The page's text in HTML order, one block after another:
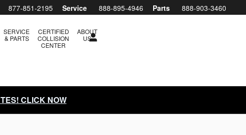
Subaru Boise
877-851-2195 Service 888-895-4946 Parts 888-903-3460
SERVICE
& PARTS
CERTIFIED
COLLISION
CENTER
ABOUT
US
CLICK NOW